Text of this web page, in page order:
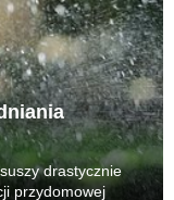
drastycznie
przydomowej